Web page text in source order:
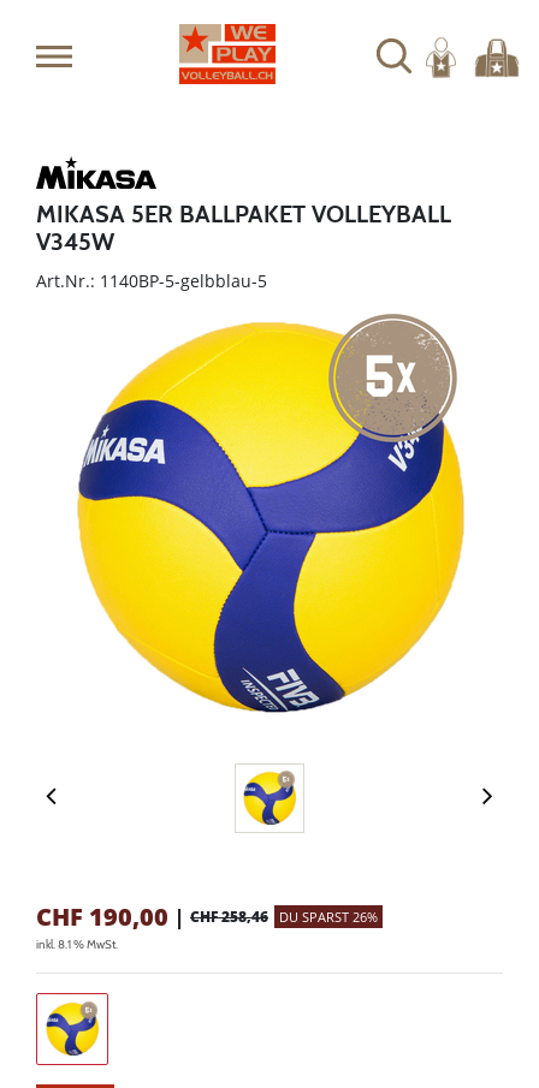
MIKASA 5ER BALLPAKET VOLLEYBALL
V345W
Art.Nr.: 1140BP-5-gelbblau-5
CHF 190,00 | CHF 258,46 DU SPARST 26%
inkl. 8.1 % MwSt.